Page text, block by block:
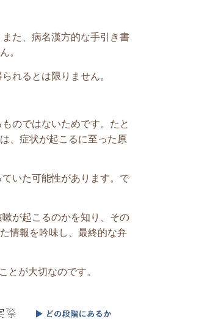
た、病名漢方的な手引き書
。
れるとは限りません。
のではないためです。たと
、症状が起こるに至った原
いた可能性があります。 で
が起こるのかを知り、その
情報を吟味し、最終的な弁
とが大切なのです。